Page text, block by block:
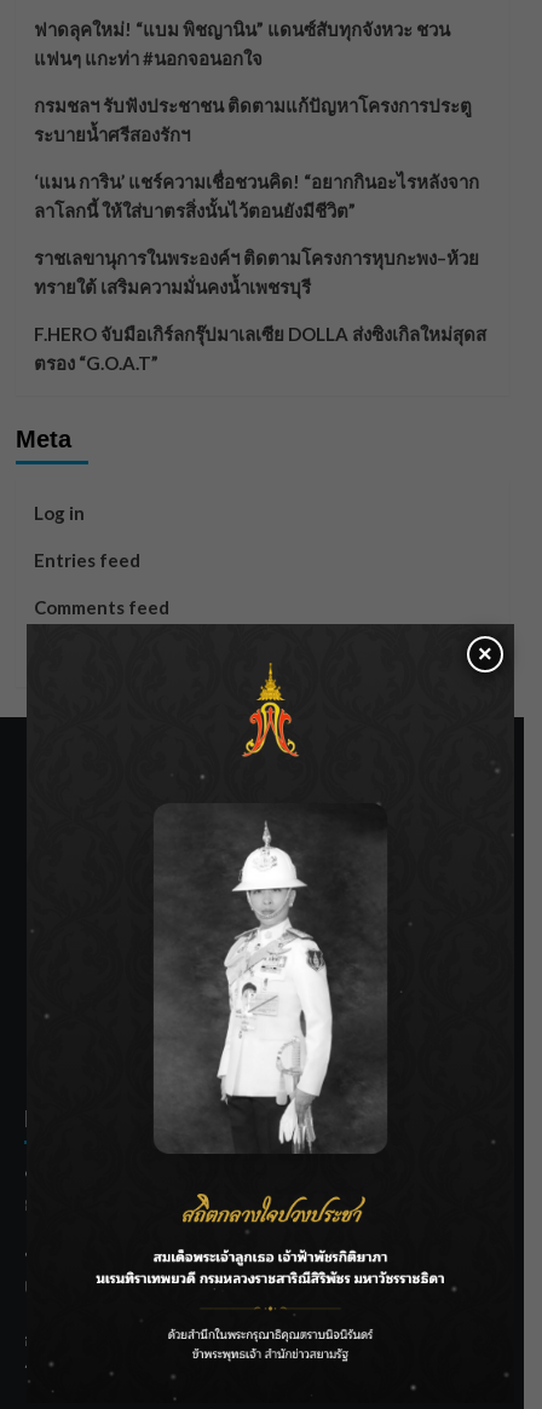
ฟาดลุคใหม่! “แบม พิชญานิน” แดนซ์สับทุกจังหวะ ชวน
แฟนๆ แกะท่า #นอกจอนอกใจ
กรมชลฯ รับฟังประชาชน ติดตามแก้ปัญหาโครงการประตู
ระบายน้ำศรีสองรักฯ
‘แมน การิน’ แชร์ความเชื่อชวนคิด! “อยากกินอะไรหลังจาก
ลาโลกนี้ ให้ใส่บาตรสิ่งนั้นไว้ตอนยังมีชีวิต”
ราชเลขานุการในพระองค์ฯ ติดตามโครงการหุบกะพง–ห้วย
ทรายใต้ เสริมความมั่นคงน้ำเพชรบุรี
F.HERO จับมือเกิร์ลกรุ๊ปมาเลเซีย DOLLA ส่งซิงเกิลใหม่สุดส
ตรอง “G.O.A.T”
Meta
Log in
Entries feed
Comments feed
SIAMRATH VARIETY
THE BEST ENTERTAINMENT
Recent Posts
ชลประทานเชียงใหม่เร่งพร่องน้ำแม่น้ำปิง รับมวลน้ำเหนือ ย้ำ
ยังไม่ล้นตลิ่ง
ฟาดลุคใหม่! “แบม พิชญานิน” แดนซ์สับทุกจังหวะ ชวนแฟนๆ
แกะท่า #นอกจอนอกใจ
กรมชลฯ รับฟังประชาชน ติดตามแก้ปัญหาโครงการประตู
ระบายน้ำศรีสองรักฯ
×